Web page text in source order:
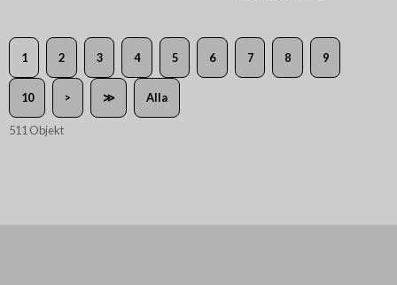
1 2 3 4 5 6 7 8 9
10 > ≫ Alla
511 Objekt